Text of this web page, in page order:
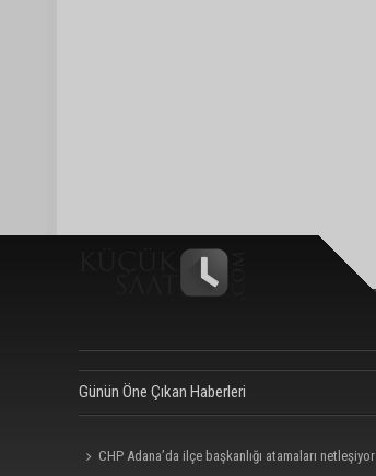
Günün Öne Çıkan Haberleri
CHP Adana’da ilçe başkanlığı atamaları netleşiyor